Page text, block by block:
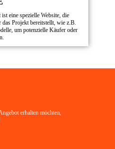
eine spezielle Website, die
Projekt bereitstellt, wie z.B.
um potenzielle Käufer oder
erhalten möchten,